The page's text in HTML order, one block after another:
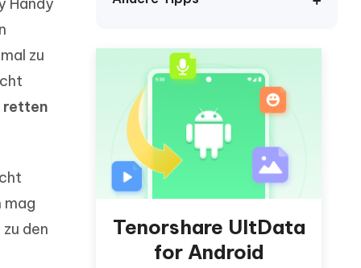
Weitere Nützliche Tipps
Mehr Nützliche Tipps
zu
retten
mag
den
Tenorshare UltData
for Android